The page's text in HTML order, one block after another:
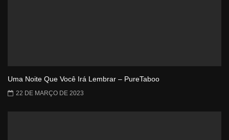
Uma Noite Que Você Irá Lembrar – PureTaboo
22 DE MARÇO DE 2023